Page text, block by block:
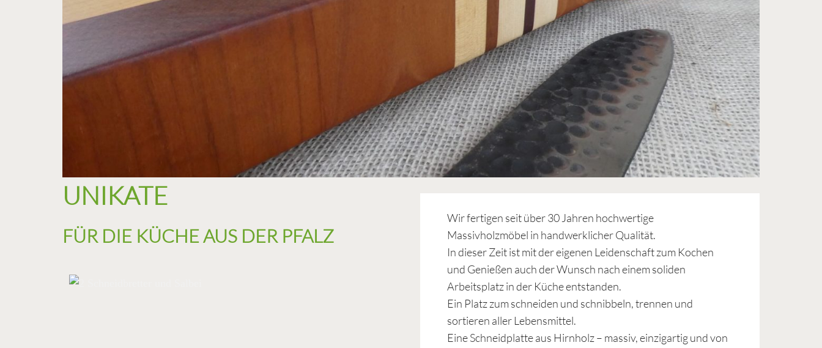
UNIKATE
FÜR DIE KÜCHE AUS DER PFALZ
Wir fertigen seit über 30 Jahren hochwertige
Massivholzmöbel in handwerklicher Qualität.
In dieser Zeit ist mit der eigenen Leidenschaft zum Kochen
und Genießen auch der Wunsch nach einem soliden
Arbeitsplatz in der Küche entstanden.
Ein Platz zum schneiden und schnibbeln, trennen und
sortieren aller Lebensmittel.
Eine Schneidplatte aus Hirnholz – massiv, einzigartig und von